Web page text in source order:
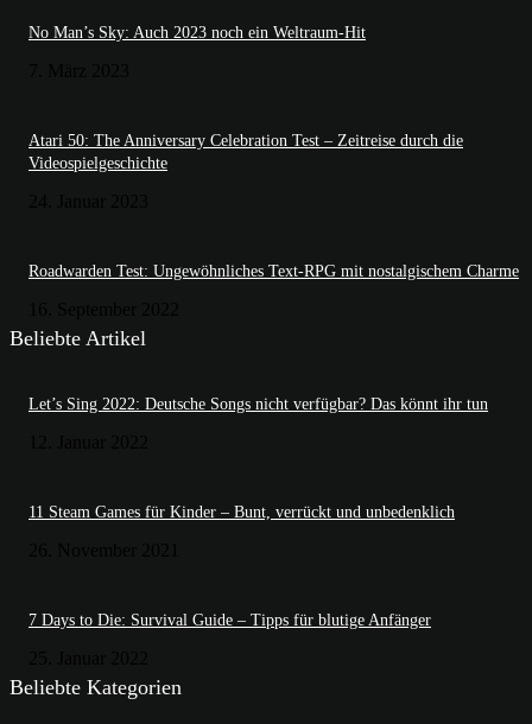
No Man’s Sky: Auch 2023 noch ein Weltraum-Hit
Atari 50: The Anniversary Celebration Test – Zeitreise durch die
Videospielgeschichte
Roadwarden Test: Ungewöhnliches Text-RPG mit nostalgischem Charme
Beliebte Artikel
Let’s Sing 2022: Deutsche Songs nicht verfügbar? Das könnt ihr tun
11 Steam Games für Kinder – Bunt, verrückt und unbedenklich
7 Days to Die: Survival Guide – Tipps für blutige Anfänger
Beliebte Kategorien